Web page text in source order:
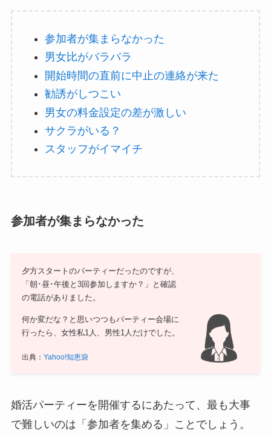
参加者が集まらなかった
男女比がバラバラ
開始時間の直前に中止の連絡が来た
勧誘がしつこい
男女の料金設定の差が激しい
サクラがいる？
スタッフがイマイチ
参加者が集まらなかった
夕方スタートのパーティーだったのですが、
「朝･昼･午後と3回参加しますか？」と確認
の電話がありました。
何か変だな？と思いつつもパーティー会場に
行ったら、女性私1人、男性1人だけでした。
出典： Yahoo!知恵袋
婚活パーティーを開催するにあたって、最も大事
で難しいのは「参加者を集める」ことでしょう。